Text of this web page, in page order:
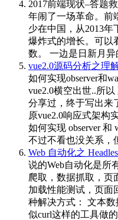
2017前端现状–答题
年闹了一场革命。前
少在中国，从2013
爆炸式的增长。可以
数。 一边是日新月
vue2.0源码分析之理
如何实现observer和
vue2.0横空出世..所
分享过，终于写出来
原vue2.0响应式架构
如何实现 observer 和
不过不看也没关系
Web 自动化之
说的Web自动化是所
爬取，数据抓取，页
加载性能测试，页面
种解决方式： 文本数
似curl这样的工具做